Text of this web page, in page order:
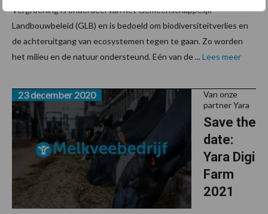
Vergroening is onderdeel van het Gemeenschappelijk
Landbouwbeleid (GLB) en is bedoeld om biodiversiteitverlies en
de achteruitgang van ecosystemen tegen te gaan. Zo worden
het milieu en de natuur ondersteund. Eén van de ... Lees meer
Van onze
partner Yara
Save the
date:
Yara Digi
Farm
2021
23 december 2020